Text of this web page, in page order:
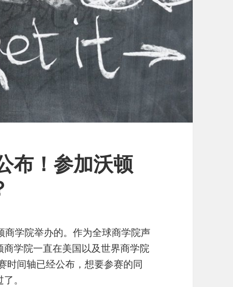
布！参加沃顿
学院举办的。作为全球商学院声
学院一直在美国以及世界商学院
时间轴已经公布，想要参赛的同
。